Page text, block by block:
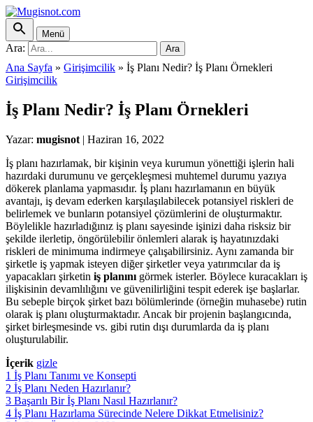
Menü
Ara: Ara
Ana Sayfa » Girişimcilik » İş Planı Nedir? İş Planı Örnekleri
Girişimcilik
İş Planı Nedir? İş Planı Örnekleri
Yazar: mugisnot | Haziran 16, 2022
İş planı hazırlamak, bir kişinin veya kurumun yönettiği işlerin hali
hazırdaki durumunu ve gerçekleşmesi muhtemel durumu yazıya
dökerek planlama yapmasıdır. İş planı hazırlamanın en büyük
avantajı, iş devam ederken karşılaşılabilecek potansiyel riskleri de
belirlemek ve bunların potansiyel çözümlerini de oluşturmaktır.
Böylelikle hazırladığınız iş planı sayesinde işinizi daha risksiz bir
şekilde ilerletip, öngörülebilir önlemleri alarak iş hayatınızdaki
riskleri de minimuma indirmeye çalışabilirsiniz. Aynı zamanda bir
şirketle iş yapmak isteyen diğer şirketler veya yatırımcılar da iş
yapacakları şirketin iş planını görmek isterler. Böylece kuracakları iş
ilişkisinin devamlılığını ve güvenilirliğini tespit ederek işe başlarlar.
Bu sebeple birçok şirket bazı bölümlerinde (örneğin muhasebe) rutin
olarak iş planı oluşturmaktadır. Ancak bir projenin başlangıcında,
şirket birleşmesinde vs. gibi rutin dışı durumlarda da iş planı
oluşturulabilir.
İçerik gizle
1 İş Planı Tanımı ve Konsepti
2 İş Planı Neden Hazırlanır?
3 Başarılı Bir İş Planı Nasıl Hazırlanır?
4 İş Planı Hazırlama Sürecinde Nelere Dikkat Etmelisiniz?